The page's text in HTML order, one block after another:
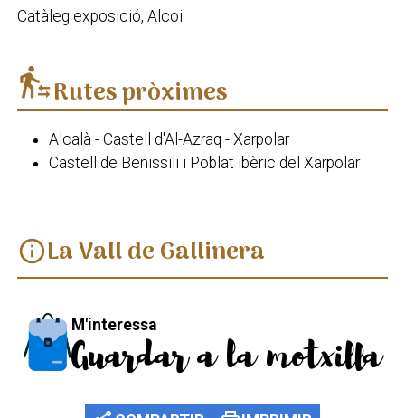
Catàleg exposició, Alcoi.
transfer_within_a_stationRutes pròximes
Alcalà - Castell d'Al-Azraq - Xarpolar
Castell de Benissili i Poblat ibèric del Xarpolar
infoLa Vall de Gallinera
M'interessa
Guardar a la motxilla